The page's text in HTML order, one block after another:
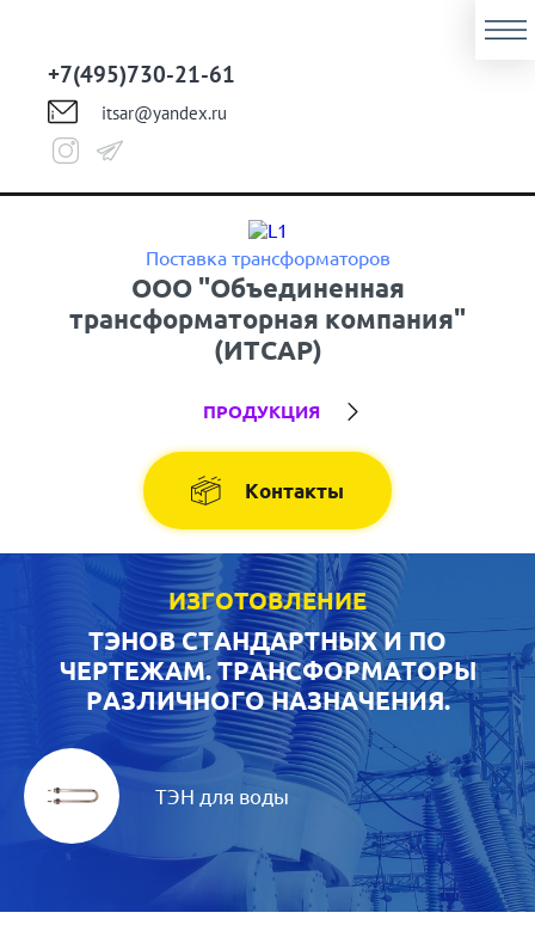
+7(495)730-21-61
itsar@yandex.ru
Поставка трансформаторов
ООО "Объединенная
трансформаторная компания"
(ИТСАР)
ПРОДУКЦИЯ
Контакты
ИЗГОТОВЛЕНИЕ
ТЭНОВ СТАНДАРТНЫХ И ПО
ЧЕРТЕЖАМ. ТРАНСФОРМАТОРЫ
РАЗЛИЧНОГО НАЗНАЧЕНИЯ.
ТЭН для воды